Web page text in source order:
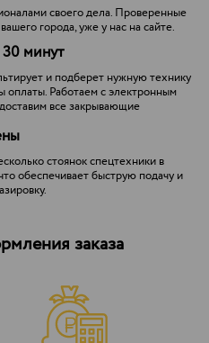
своего дела. Проверенные
города, уже у нас на сайте.
минут
и подберет нужную технику
Работаем с электронным
все закрывающие
стоянок спецтехники в
обеспечивает быструю подачу и
заказа